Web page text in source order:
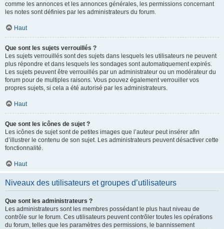
comme les annonces et les annonces générales, les permissions concernant
les notes sont définies par les administrateurs du forum.
Haut
Que sont les sujets verrouillés ?
Les sujets verrouillés sont des sujets dans lesquels les utilisateurs ne peuvent
plus répondre et dans lesquels les sondages sont automatiquement expirés.
Les sujets peuvent être verrouillés par un administrateur ou un modérateur du
forum pour de multiples raisons. Vous pouvez également verrouiller vos
propres sujets, si cela a été autorisé par les administrateurs.
Haut
Que sont les icônes de sujet ?
Les icônes de sujet sont de petites images que l’auteur peut insérer afin
d’illustrer le contenu de son sujet. Les administrateurs peuvent désactiver cette
fonctionnalité.
Haut
Niveaux des utilisateurs et groupes d’utilisateurs
Que sont les administrateurs ?
Les administrateurs sont les membres possédant le plus haut niveau de
contrôle sur le forum. Ces utilisateurs peuvent contrôler toutes les opérations
du forum, telles que les paramètres des permissions, le bannissement